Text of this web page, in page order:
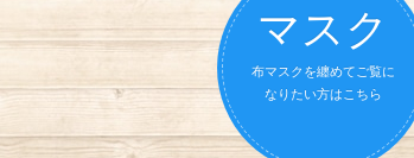
マスク
布マスクを纏めてご覧に
なりたい方はこちら